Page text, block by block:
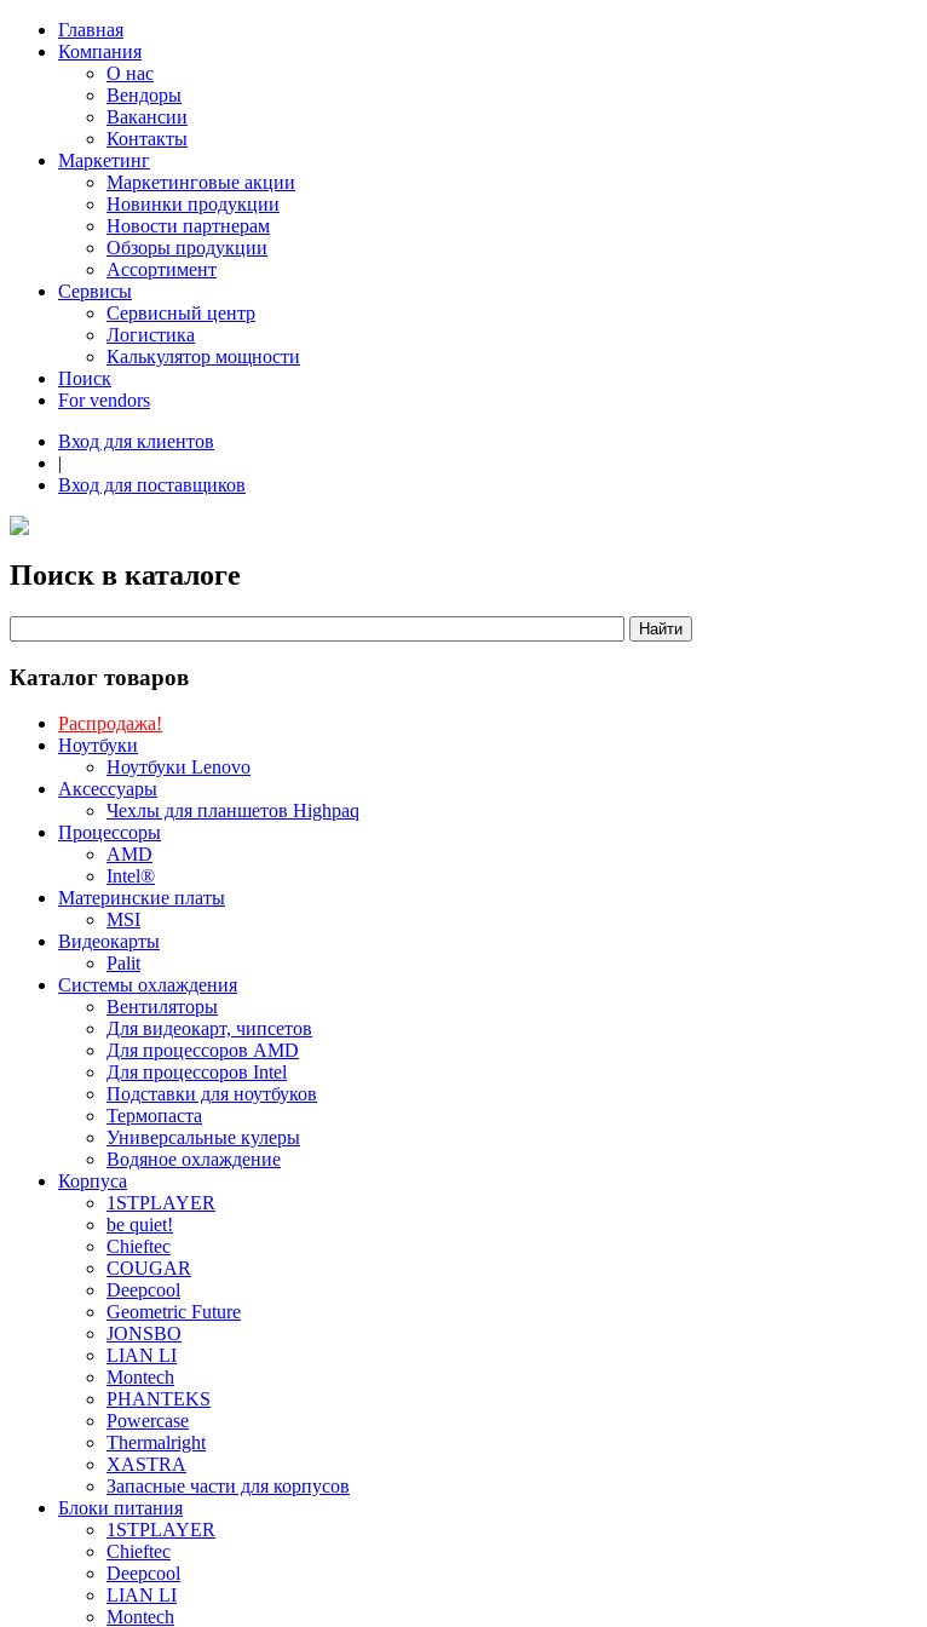
Главная
Компания
О нас
Вендоры
Вакансии
Контакты
Маркетинг
Маркетинговые акции
Новинки продукции
Новости партнерам
Обзоры продукции
Ассортимент
Сервисы
Сервисный центр
Логистика
Калькулятор мощности
Поиск
For vendors
Вход для клиентов
|
Вход для поставщиков
Поиск в каталоге
Каталог товаров
Распродажа!
Ноутбуки
Ноутбуки Lenovo
Аксессуары
Чехлы для планшетов Highpaq
Процессоры
AMD
Intel®
Материнские платы
MSI
Видеокарты
Palit
Системы охлаждения
Вентиляторы
Для видеокарт, чипсетов
Для процессоров AMD
Для процессоров Intel
Подставки для ноутбуков
Термопаста
Универсальные кулеры
Водяное охлаждение
Корпуса
1STPLAYER
be quiet!
Chieftec
COUGAR
Deepcool
Geometric Future
JONSBO
LIAN LI
Montech
PHANTEKS
Powercase
Thermalright
XASTRA
Запасные части для корпусов
Блоки питания
1STPLAYER
Chieftec
Deepcool
LIAN LI
Montech